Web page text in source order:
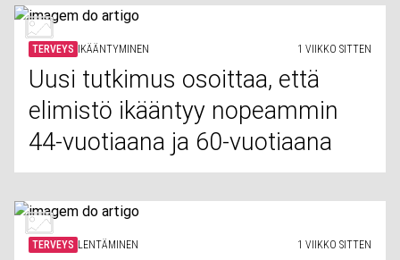
TERVEYS IKÄÄNTYMINEN 1 VIIKKO SITTEN
Uusi tutkimus osoittaa, että
elimistö ikääntyy nopeammin
44-vuotiaana ja 60-vuotiaana
TERVEYS LENTÄMINEN 1 VIIKKO SITTEN